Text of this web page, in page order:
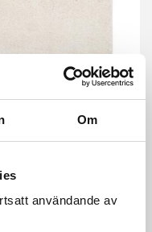
Om
användande av
härligt cremevit färg.
ett fantastiskt